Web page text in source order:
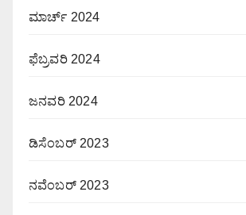
ಮಾರ್ಚ್ 2024
ಫೆಬ್ರವರಿ 2024
ಜನವರಿ 2024
ಡಿಸೆಂಬರ್ 2023
ನವೆಂಬರ್ 2023